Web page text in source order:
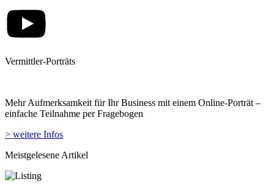
Vermittler-Porträts
Mehr Aufmerksamkeit für Ihr Business mit einem Online-Porträt –
einfache Teilnahme per Fragebogen
> weitere Infos
Meistgelesene Artikel